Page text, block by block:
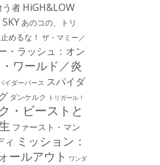
う者 HiGH&LOW
あのコの、トリ
めるな！ ザ・マミー／
・ラッシュ：オン
ワールド／炎
イダーバース スパイダ
ダンケルク トリガール！
・ビーストと
ファースト・マン
ィ ミッション：
ールアウト ワンダ